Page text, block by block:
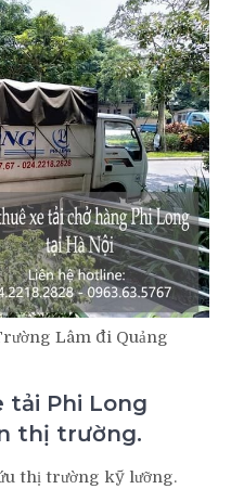
Lâm đi Quảng
tải Phi Long
thị trường.
thị trường kỹ lưỡng.